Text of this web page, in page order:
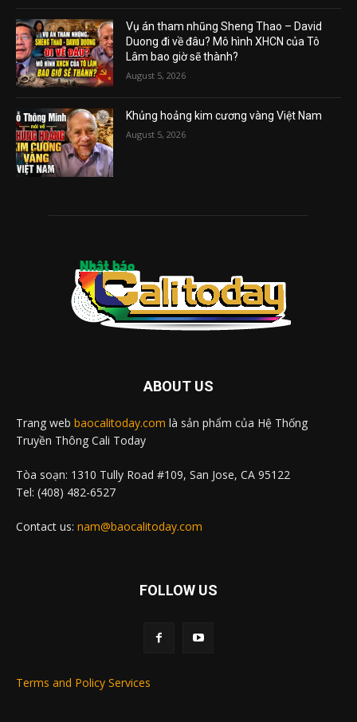
Vụ án tham nhũng Sheng Thao – David
Duong đi về đâu? Mô hình XHCN của Tô
Lâm bao giờ sẽ thành?
August 5, 2026
Khủng hoảng kim cương vàng Việt Nam
August 5, 2026
ABOUT US
Trang web baocalitoday.com là sản phẩm của Hệ Thống
Truyền Thông Cali Today
Tòa soạn: 1310 Tully Road #109, San Jose, CA 95122
Tel: (408) 482-6527
Contact us: nam@baocalitoday.com
FOLLOW US
Terms and Policy Services